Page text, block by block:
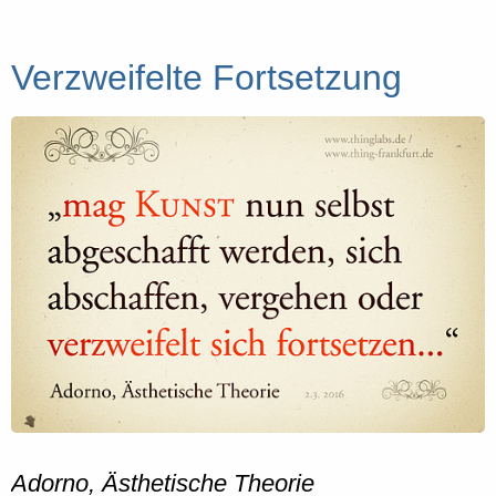
Verzweifelte Fortsetzung
Adorno, Ästhetische Theorie